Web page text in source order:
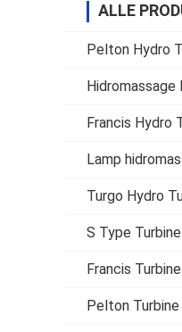
ALLE
Pelton Hydro
Hidromassage
Francis Hydro
Lamp
Turgo Hydro
S Type Turbine
Francis
Pelton Turbine